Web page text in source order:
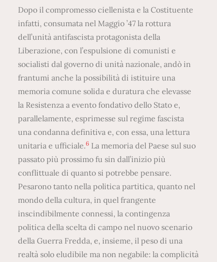
Dopo il compromesso ciellenista e la Costituente
infatti, consumata nel Maggio ’47 la rottura
dell’unità antifascista protagonista della
Liberazione, con l’espulsione di comunisti e
socialisti dal governo di unità nazionale, andò in
frantumi anche la possibilità di istituire una
memoria comune solida e duratura che elevasse
la Resistenza a evento fondativo dello Stato e,
parallelamente, esprimesse sul regime fascista
una condanna definitiva e, con essa, una lettura
unitaria e ufficiale.6 La memoria del Paese sul suo
passato più prossimo fu sin dall’inizio più
conflittuale di quanto si potrebbe pensare.
Pesarono tanto nella politica partitica, quanto nel
mondo della cultura, in quel frangente
inscindibilmente connessi, la contingenza
politica della scelta di campo nel nuovo scenario
della Guerra Fredda, e, insieme, il peso di una
realtà solo eludibile ma non negabile: la complicità